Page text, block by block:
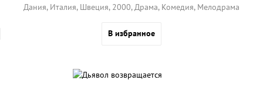
Дания, Италия, Швеция, 2000, Драма, Комедия, Мелодрама
В избранное